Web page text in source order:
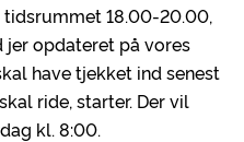
tidsrummet 18.00-20.00,
opdateret på vores
have tjekket ind senest
ride, starter. Der vil
kl. 8:00.